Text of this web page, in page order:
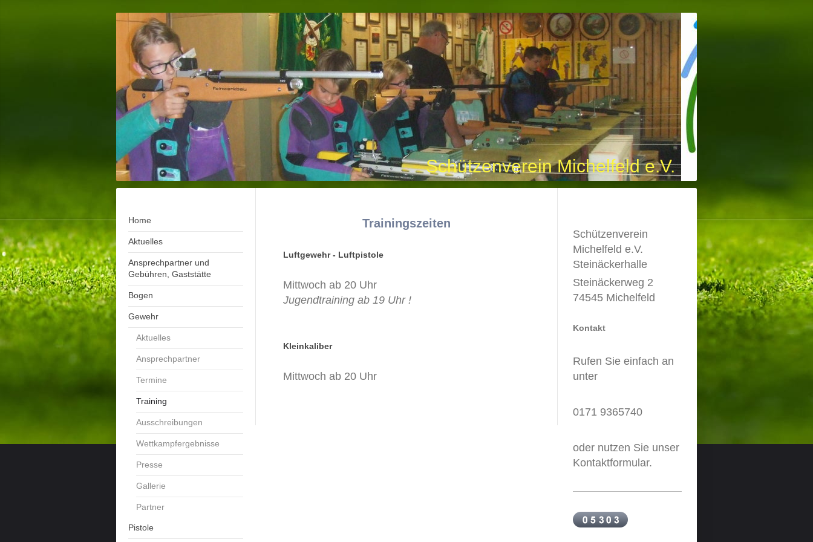
Schützenverein Michelfeld e.V.
Home
Aktuelles
Ansprechpartner und
Gebühren, Gaststätte
Bogen
Gewehr
Aktuelles
Ansprechpartner
Termine
Training
Ausschreibungen
Wettkampfergebnisse
Presse
Gallerie
Partner
Pistole
Trainingszeiten
Luftgewehr - Luftpistole
Mittwoch ab 20 Uhr
Jugendtraining ab 19 Uhr !
Kleinkaliber
Mittwoch ab 20 Uhr
Schützenverein
Michelfeld e.V.
Steinäckerhalle
Steinäckerweg 2
74545 Michelfeld
Kontakt
Rufen Sie einfach an
unter
0171 9365740
oder nutzen Sie unser
Kontaktformular.